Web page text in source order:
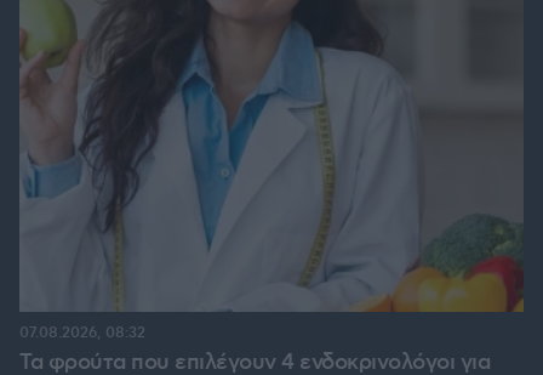
Τα φρούτα που επιλέγουν 4 ενδοκρινολόγοι για
07.08.2026, 08:32